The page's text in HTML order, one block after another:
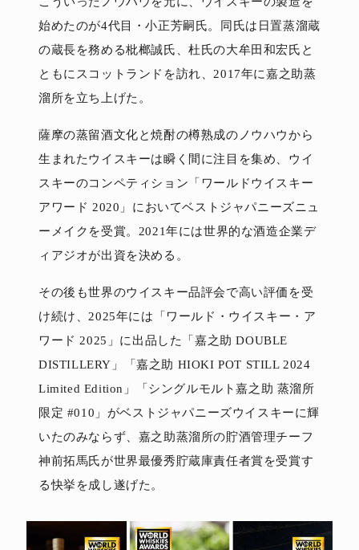
始めたのが4代目・小正芳嗣氏。同氏は日置蒸溜蔵
の蔵長を務める枇榔誠氏、杜氏の大牟田和宏氏と
ともにスコットランドを訪れ、2017年に嘉之助蒸
溜所を立ち上げた。
薩摩の蒸留酒文化と焼酎の樽熟成のノウハウから
生まれたウイスキーは瞬く間に注目を集め、ウイ
スキーのコンペティション「ワールドウイスキー
アワード 2020」においてベストジャパニーズニュ
ーメイクを受賞。2021年には世界的な酒造企業デ
ィアジオが出資を決める。
その後も世界のウイスキー品評会で高い評価を受
け続け、2025年には「ワールド・ウイスキー・ア
ワード 2025」に出品した「嘉之助 DOUBLE
DISTILLERY」「嘉之助 HIOKI POT STILL 2024
Limited Edition」「シングルモルト嘉之助 蒸溜所
限定 #010」がベストジャパニーズウイスキーに輝
いたのみならず、嘉之助蒸溜所の貯酒管理チーフ
神前拓馬氏が世界最優秀貯蔵庫責任者賞を受賞す
る快挙を成し遂げた。